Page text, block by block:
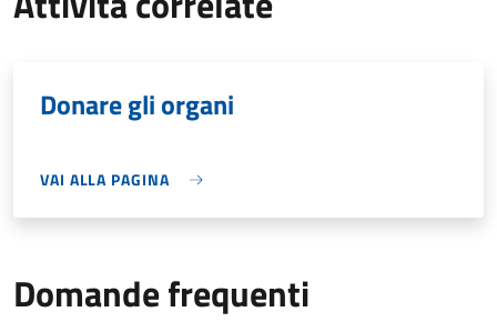
Donare gli organi
VAI ALLA PAGINA
Domande frequenti